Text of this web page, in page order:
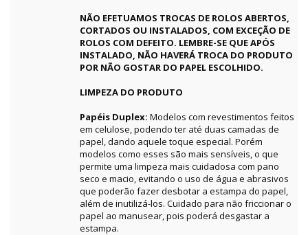
NÃO EFETUAMOS TROCAS DE ROLOS ABERTOS,
CORTADOS OU INSTALADOS, COM EXCEÇÃO DE
ROLOS COM DEFEITO. LEMBRE-SE QUE APÓS
INSTALADO, NÃO HAVERÁ TROCA DO PRODUTO
POR NÃO GOSTAR DO PAPEL ESCOLHIDO.
LIMPEZA DO PRODUTO
Papéis Duplex: Modelos com revestimentos feitos
em celulose, podendo ter até duas camadas de
papel, dando aquele toque especial. Porém
modelos como esses são mais sensíveis, o que
permite uma limpeza mais cuidadosa com pano
seco e macio, evitando o uso de água e abrasivos
que poderão fazer desbotar a estampa do papel,
além de inutilizá-los. Cuidado para não friccionar o
papel ao manusear, pois poderá desgastar a
estampa.